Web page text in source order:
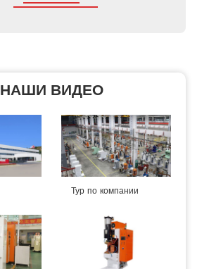
НАШИ ВИДЕО
Тур по компании